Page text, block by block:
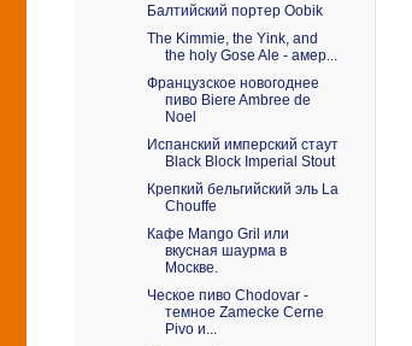
Балтийский портер Oobik
The Kimmie, the Yink, and
the holy Gose Ale - амер...
Французское новогоднее
пиво Biere Ambree de
Noel
Испанский имперский стаут
Black Block Imperial Stout
Крепкий бельгийский эль La
Chouffe
Кафе Mango Gril или
вкусная шаурма в
Москве.
Ческое пиво Chodovar -
темное Zamecke Cerne
Pivo и...